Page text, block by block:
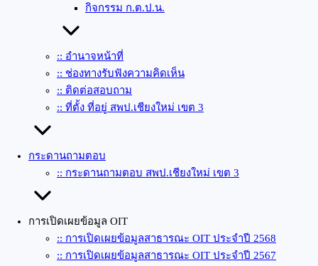
กิจกรรม ก.ต.ป.น.
:: อำนาจหน้าที่
:: ช่องทางรับฟังความคิดเห็น
:: ติดต่อสอบถาม
:: ที่ตั้ง ที่อยู่ สพป.เชียงใหม่ เขต 3
กระดานถามตอบ
:: กระดานถามตอบ สพป.เชียงใหม่ เขต 3
การเปิดเผยข้อมูล OIT
:: การเปิดเผยข้อมูลสาธารณะ OIT ประจำปี 2568
:: การเปิดเผยข้อมูลสาธารณะ OIT ประจำปี 2567